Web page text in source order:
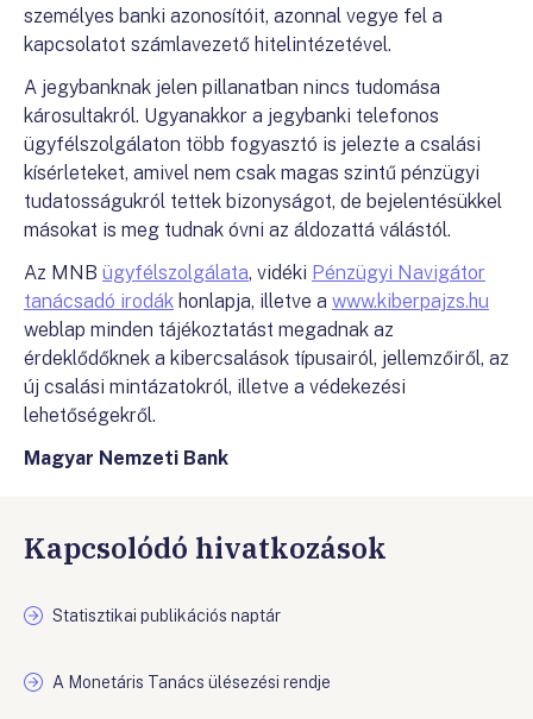
személyes banki azonosítóit, azonnal vegye fel a
kapcsolatot számlavezető hitelintézetével.
A jegybanknak jelen pillanatban nincs tudomása
károsultakról. Ugyanakkor a jegybanki telefonos
ügyfélszolgálaton több fogyasztó is jelezte a csalási
kísérleteket, amivel nem csak magas szintű pénzügyi
tudatosságukról tettek bizonyságot, de bejelentésükkel
másokat is meg tudnak óvni az áldozattá válástól.
Az MNB ügyfélszolgálata, vidéki Pénzügyi Navigátor
tanácsadó irodák honlapja, illetve a www.kiberpajzs.hu
weblap minden tájékoztatást megadnak az
érdeklődőknek a kibercsalások típusairól, jellemzőiről, az
új csalási mintázatokról, illetve a védekezési
lehetőségekről.
Magyar Nemzeti Bank
Kapcsolódó hivatkozások
Statisztikai publikációs naptár
A Monetáris Tanács ülésezési rendje